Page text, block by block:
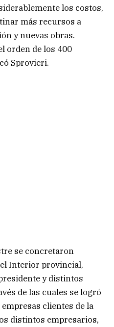
los costos,
más recursos a
y nuevas obras.
orden de los 400
Sprovieri.
se concretaron
Interior provincial,
y distintos
de las cuales se logró
clientes de la
distintos empresarios,